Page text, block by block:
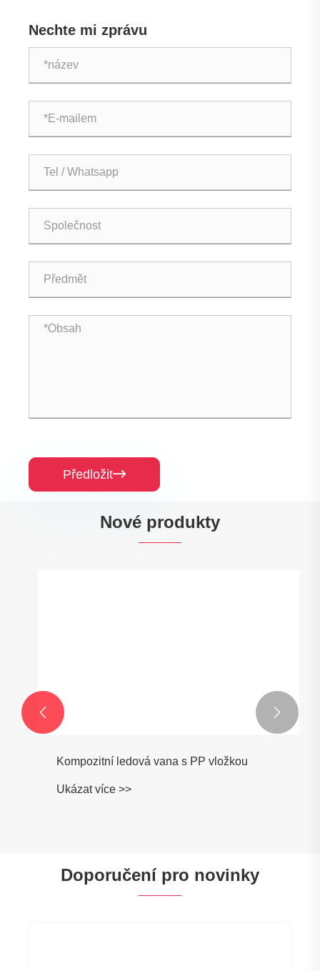
regeneraci a wellness rutinu
Nechte mi zprávu
Předložit
Nové produkty
Kompozitní ledová vana s PP vložkou
Ukázat více >>
 
Doporučení pro novinky